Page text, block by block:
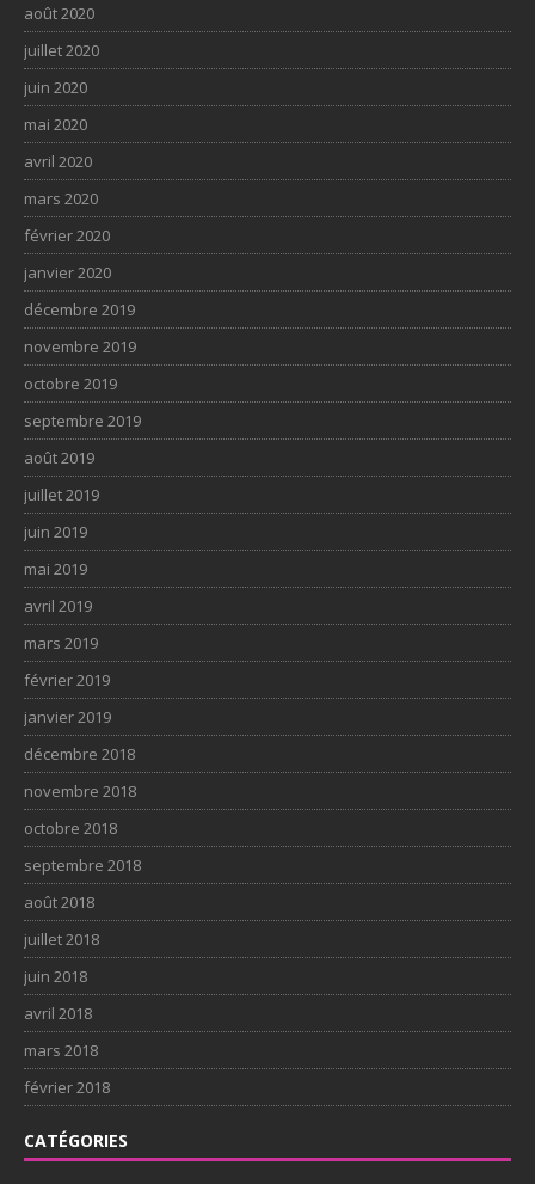
août 2020
juillet 2020
juin 2020
mai 2020
avril 2020
mars 2020
février 2020
janvier 2020
décembre 2019
novembre 2019
octobre 2019
septembre 2019
août 2019
juillet 2019
juin 2019
mai 2019
avril 2019
mars 2019
février 2019
janvier 2019
décembre 2018
novembre 2018
octobre 2018
septembre 2018
août 2018
juillet 2018
juin 2018
avril 2018
mars 2018
février 2018
CATÉGORIES